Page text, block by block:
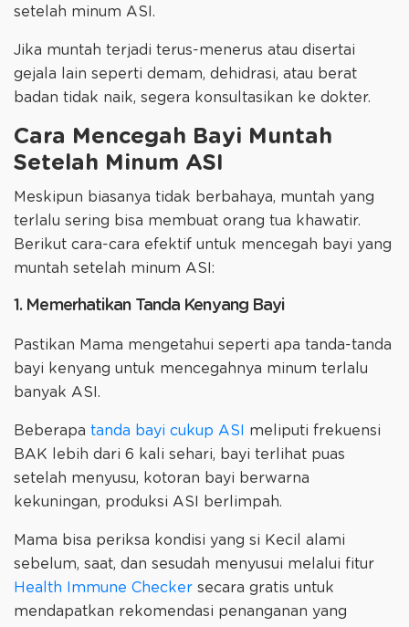
setelah minum ASI.
Jika muntah terjadi terus-menerus atau disertai
gejala lain seperti demam, dehidrasi, atau berat
badan tidak naik, segera konsultasikan ke dokter.
Cara Mencegah Bayi Muntah
Setelah Minum ASI
Meskipun biasanya tidak berbahaya, muntah yang
terlalu sering bisa membuat orang tua khawatir.
Berikut cara-cara efektif untuk mencegah bayi yang
muntah setelah minum ASI:
1. Memerhatikan Tanda Kenyang Bayi
Pastikan Mama mengetahui seperti apa tanda-tanda
bayi kenyang untuk mencegahnya minum terlalu
banyak ASI.
Beberapa tanda bayi cukup ASI meliputi frekuensi
BAK lebih dari 6 kali sehari, bayi terlihat puas
setelah menyusu, kotoran bayi berwarna
kekuningan, produksi ASI berlimpah.
Mama bisa periksa kondisi yang si Kecil alami
sebelum, saat, dan sesudah menyusui melalui fitur
Health Immune Checker secara gratis untuk
mendapatkan rekomendasi penanganan yang